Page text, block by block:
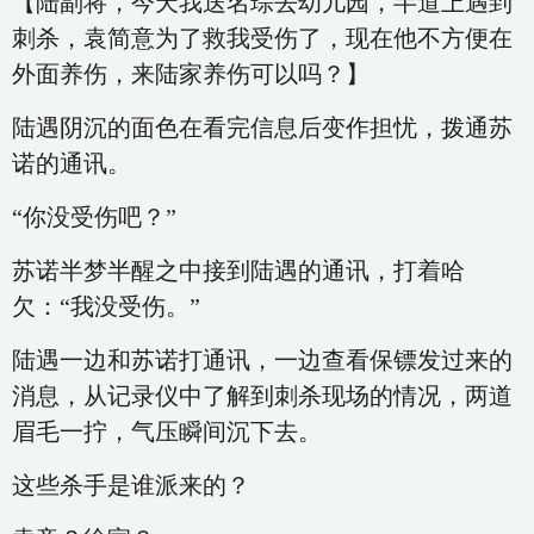
刺杀，袁简意为了救我受伤了，现在他不方便在
外面养伤，来陆家养伤可以吗？】
陆遇阴沉的面色在看完信息后变作担忧，拨通苏
诺的通讯。
“你没受伤吧？”
苏诺半梦半醒之中接到陆遇的通讯，打着哈
欠：“我没受伤。”
陆遇一边和苏诺打通讯，一边查看保镖发过来的
消息，从记录仪中了解到刺杀现场的情况，两道
眉毛一拧，气压瞬间沉下去。
这些杀手是谁派来的？